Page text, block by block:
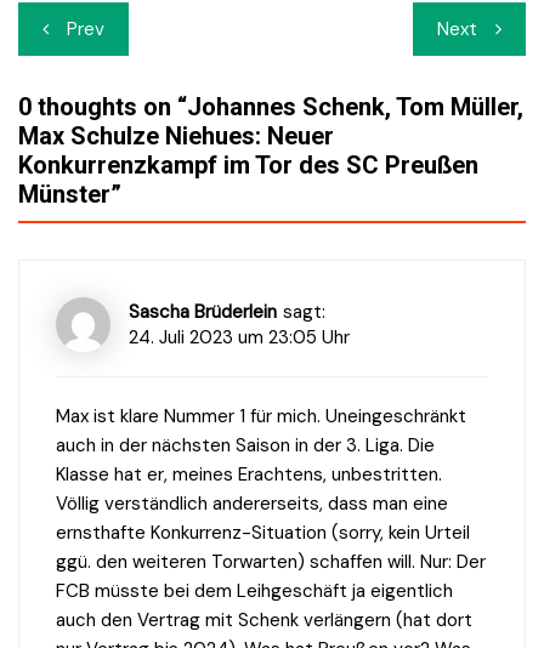
Beitrags-
Navigation
Prev Next
0 thoughts on “Johannes Schenk, Tom Müller,
Max Schulze Niehues: Neuer
Konkurrenzkampf im Tor des SC Preußen
Münster”
Sascha Brüderlein sagt:
24. Juli 2023 um 23:05 Uhr
Max ist klare Nummer 1 für mich. Uneingeschränkt
auch in der nächsten Saison in der 3. Liga. Die
Klasse hat er, meines Erachtens, unbestritten.
Völlig verständlich andererseits, dass man eine
ernsthafte Konkurrenz-Situation (sorry, kein Urteil
ggü. den weiteren Torwarten) schaffen will. Nur: Der
FCB müsste bei dem Leihgeschäft ja eigentlich
auch den Vertrag mit Schenk verlängern (hat dort